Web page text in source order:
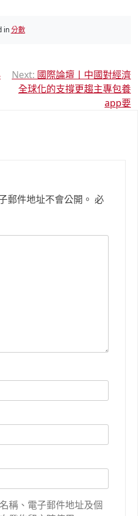
in分數
Next: 國際論壇丨中國對經濟
全球化的支撐更趨主專包養
app要
郵件地址不會公開。 必
稱、電子郵件地址及個